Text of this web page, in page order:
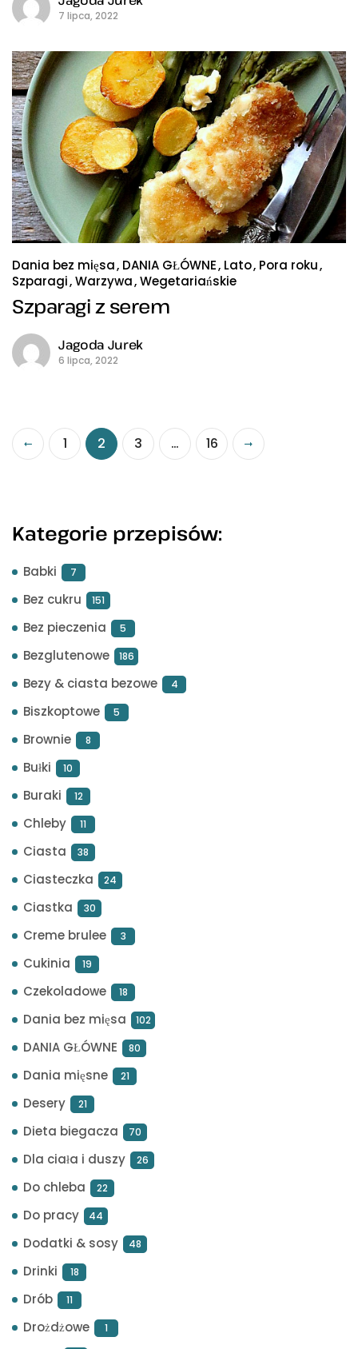
7 lipca, 2022
Dania bez mięsa DANIA GŁÓWNE Lato Pora roku
Szparagi Warzywa Wegetariańskie
Szparagi z serem
Jagoda Jurek
6 lipca, 2022
1 2 3 … 16
Kategorie przepisów:
Babki 7
Bez cukru 151
Bez pieczenia 5
Bezglutenowe 186
Bezy & ciasta bezowe 4
Biszkoptowe 5
Brownie 8
Bułki 10
Buraki 12
Chleby 11
Ciasta 38
Ciasteczka 24
Ciastka 30
Creme brulee 3
Cukinia 19
Czekoladowe 18
Dania bez mięsa 102
DANIA GŁÓWNE 80
Dania mięsne 21
Desery 21
Dieta biegacza 70
Dla ciała i duszy 26
Do chleba 22
Do pracy 44
Dodatki & sosy 48
Drinki 18
Drób 11
Drożdżowe 1